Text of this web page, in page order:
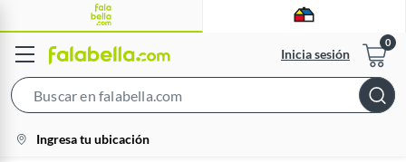
Inicia sesión
Bar
location-
icon
Ingresa tu ubicación